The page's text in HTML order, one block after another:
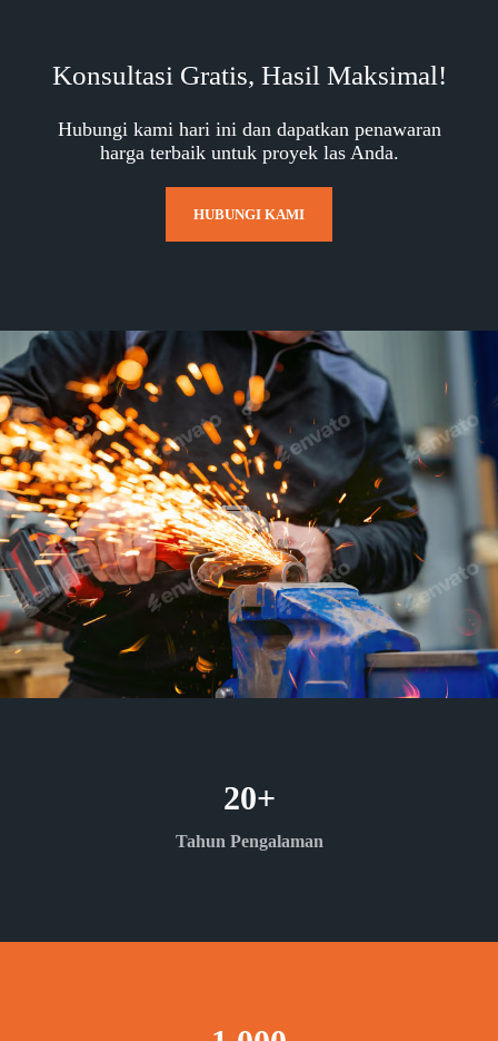
Konsultasi Gratis, Hasil Maksimal!
Hubungi kami hari ini dan dapatkan penawaran
harga terbaik untuk proyek las Anda.
HUBUNGI KAMI
Tahun Pengalaman
20+